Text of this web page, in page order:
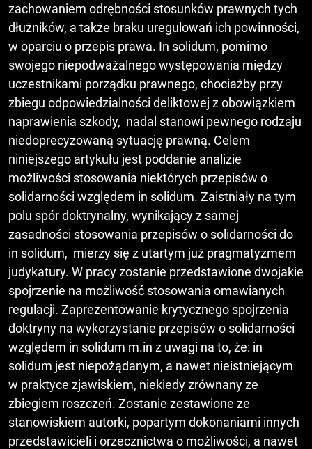
zachowaniem odrębności stosunków prawnych tych
dłużników, a także braku uregulowań ich powinności,
w oparciu o przepis prawa. In solidum, pomimo
swojego niepodważalnego występowania między
uczestnikami porządku prawnego, chociażby przy
zbiegu odpowiedzialności deliktowej z obowiązkiem
naprawienia szkody, nadal stanowi pewnego rodzaju
niedoprecyzowaną sytuację prawną. Celem
niniejszego artykułu jest poddanie analizie
możliwości stosowania niektórych przepisów o
solidarności względem in solidum. Zaistniały na tym
polu spór doktrynalny, wynikający z samej
zasadności stosowania przepisów o solidarności do
in solidum, mierzy się z utartym już pragmatyzmem
judykatury. W pracy zostanie przedstawione dwojakie
spojrzenie na możliwość stosowania omawianych
regulacji. Zaprezentowanie krytycznego spojrzenia
doktryny na wykorzystanie przepisów o solidarności
względem in solidum m.in z uwagi na to, że: in
solidum jest niepożądanym, a nawet nieistniejącym
w praktyce zjawiskiem, niekiedy zrównany ze
zbiegiem roszczeń. Zostanie zestawione ze
stanowiskiem autorki, popartym dokonaniami innych
przedstawicieli i orzecznictwa o możliwości, a nawet